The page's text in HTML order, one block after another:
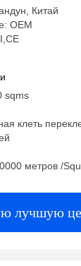
Китай
OEM
sqms
клеть
метров /
лучшую